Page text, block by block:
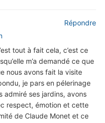
tout à fait cela, c’est ce
m’a demandé ce que
nous avons fait la visite
je pars en pélerinage
admiré ses jardins, avons
respect, émotion et cette
de Claude Monet et ce
Répondre